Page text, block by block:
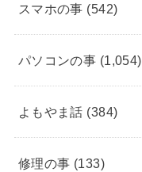
スマホの事 (542)
パソコンの事 (1,054)
よもやま話 (384)
修理の事 (133)